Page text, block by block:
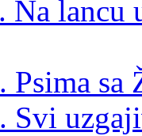
Na
Psima sa
Svi